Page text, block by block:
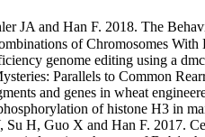
Efficient targeted genome modification in maize using CRISPR/Cas9 system. J Genet Genomics 43: 37-43.13. Liu Y, Su H, Pang J, Gao Z, Wang X, Birchler J and Han F. 2015. Sequential de novo centromere formation and inactivation on a chromosomal fragment in maize. Proc Natl Acad Sci U S A 112: 1263-1271.14. Feng C, Liu Y, Su H, Wang H, Birchler J and Han F. 2015. Recent advances in plant centromere biology. Sci China Life Sci 58: 240-245.15. Guo X, Shi Q, Wang J, Hou Y, Wang Y and Han F. 2015. Characterization and genome changes of new amphiploids from wheat wide hybridization. J Genet Genomics 42: 459-461.16. Guo X, Han F. 2014. Asymmetric epigenetic modification and elimination of rDNA sequences by polyploidization in wheat. Plant Cell 26: 1-18.17. Yuan J, Guo X, Hu J, Lv Z and Han F. 2014. Characterization of two CENH3 genes and their roles in wheat evolution. New Phytol 206: 839-851.18. Zhang J, Zhang B, Su H, Birchler J and Han F. 2014. Molecular mechanisms of homologous chromoso me pairing and segregation in plants. J Genet Genomics 41: 117-123.19. Zhang B, Dong Q, Su H, Birchler J and Han F. 2014. Histone phosphorylation: its role during cell cycle and centromere identity in plants. Cytogenet Genome Res 143: 144-149.20. Zhang J, Pawloski W and Han F. 2013. Centromere pairing in early meiotic prophase requires active centromeres and precedes installation of the synaptonemal complex in maize. Plant Cell 25: 3900-3909.21. Fu S, Lv Z, Gao Z, Wu H, Pang J, Zhang B, Dong Q, Guo X, Wang X, Birchler J and Han F. 2013. De novo